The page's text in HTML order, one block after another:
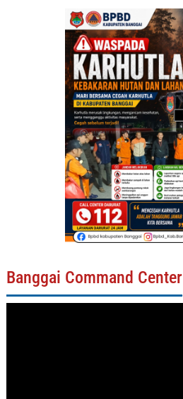
Banggai Command Center